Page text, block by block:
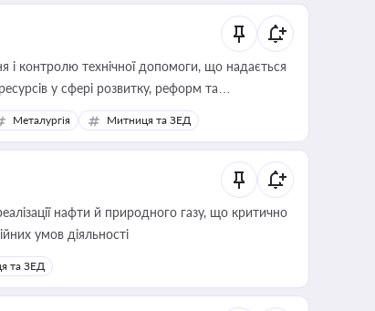
і контролю технічної допомоги, що надається
у сфері розвитку, реформ та
Металургія Митниця та ЗЕД
нафти й природного газу, що критично
умов діяльності
та ЗЕД